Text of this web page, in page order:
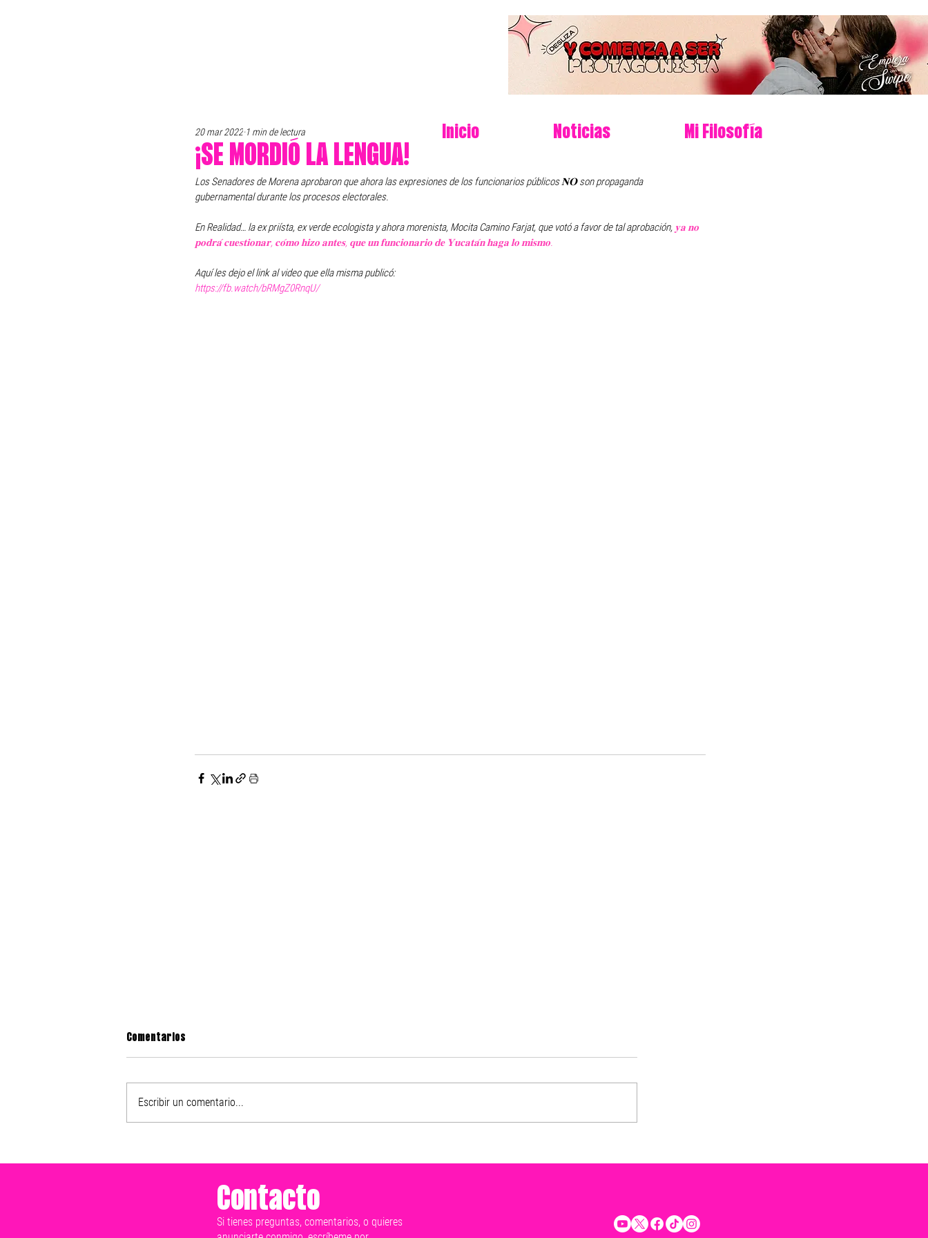
¡SE MORDIÓ LA LENGUA!
20 mar 20221 min de lectura
Los Senadores de Morena aprobaron que ahora las expresiones de los funcionarios públicos 𝐍𝐎 son propaganda
gubernamental durante los procesos electorales.
En Realidad… la ex priísta, ex verde ecologista y ahora morenista, Mocita Camino Farjat, que votó a favor de tal aprobación, 𝐲𝐚 𝐧𝐨
𝐩𝐨𝐝𝐫𝐚́ 𝐜𝐮𝐞𝐬𝐭𝐢𝐨𝐧𝐚𝐫, 𝐜𝐨́𝐦𝐨 𝐡𝐢𝐳𝐨 𝐚𝐧𝐭𝐞𝐬, 𝐪𝐮𝐞 𝐮𝐧 𝐟𝐮𝐧𝐜𝐢𝐨𝐧𝐚𝐫𝐢𝐨 𝐝𝐞 𝐘𝐮𝐜𝐚𝐭𝐚́𝐧 𝐡𝐚𝐠𝐚 𝐥𝐨 𝐦𝐢𝐬𝐦𝐨.
Aquí les dejo el link al video que ella misma publicó:
https://fb.watch/bRMgZ0RnqU/
Tour 2025
y este 2 de junio vamos a ganar:
respetar la voluntad ciudadana
Comentarios
Escribir un comentario...
Inicio Noticias Mi Filosofía
Contacto
Si tienes preguntas, comentarios, o quieres